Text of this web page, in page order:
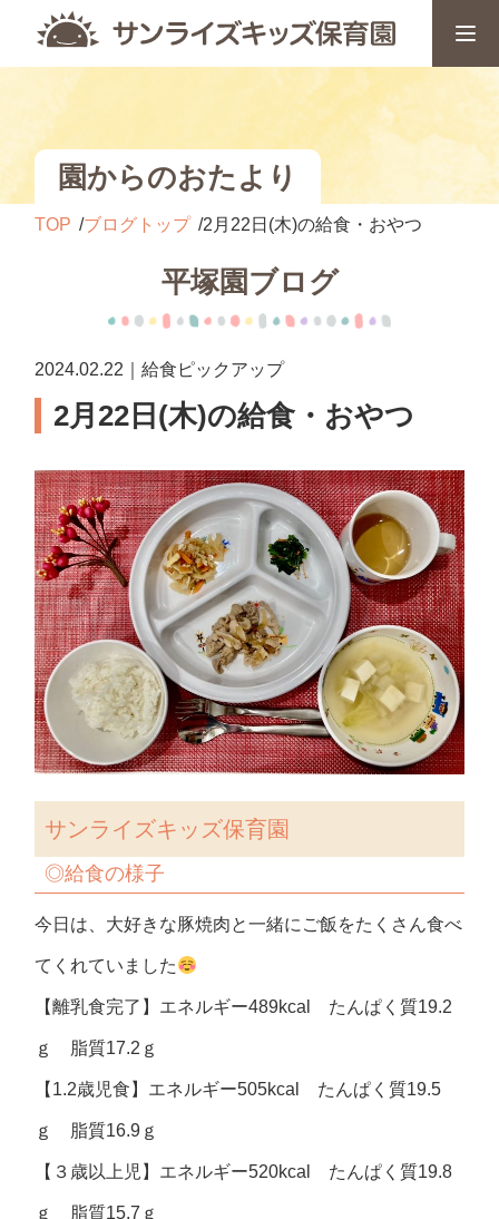
園からのおたより
TOP ブログトップ 2月22日(木)の給食・おやつ
平塚園ブログ
2024.02.22｜給食ピックアップ
2月22日(木)の給食・おやつ
サンライズキッズ保育園
◎給食の様子
今日は、大好きな豚焼肉と一緒にご飯をたくさん食べ
てくれていました
【離乳食完了】エネルギー489kcal たんぱく質19.2
ｇ 脂質17.2ｇ
【1.2歳児食】エネルギー505kcal たんぱく質19.5
ｇ 脂質16.9ｇ
【３歳以上児】エネルギー520kcal たんぱく質19.8
ｇ 脂質15.7ｇ